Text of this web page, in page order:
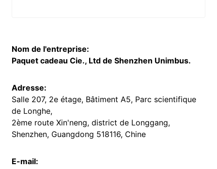
Nom de l'entreprise:
Paquet cadeau Cie., Ltd de Shenzhen Unimbus.
Adresse:
Salle 207, 2e étage, Bâtiment A5, Parc scientifique
de Longhe,
2ème route Xin'neng, district de Longgang,
Shenzhen, Guangdong 518116, Chine
E-mail: